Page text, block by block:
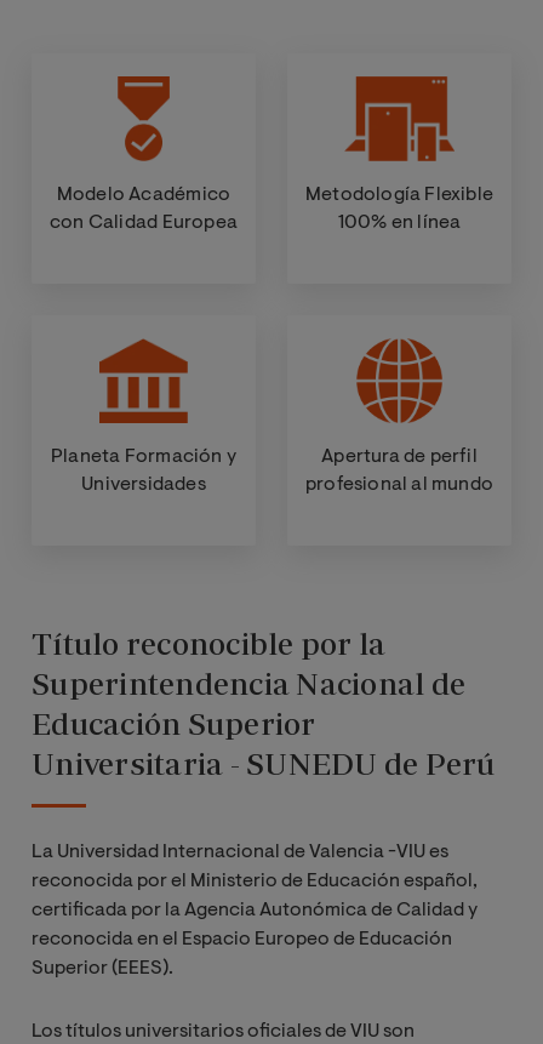
Modelo Académico
con Calidad Europea
Metodología Flexible
100% en línea
Planeta Formación y
Universidades
Apertura de perfil
profesional al mundo
Título reconocible por la
Superintendencia Nacional de
Educación Superior
Universitaria - SUNEDU de Perú
La Universidad Internacional de Valencia -VIU es
reconocida por el Ministerio de Educación español,
certificada por la Agencia Autonómica de Calidad y
reconocida en el Espacio Europeo de Educación
Superior (EEES).
Los títulos universitarios oficiales de VIU son